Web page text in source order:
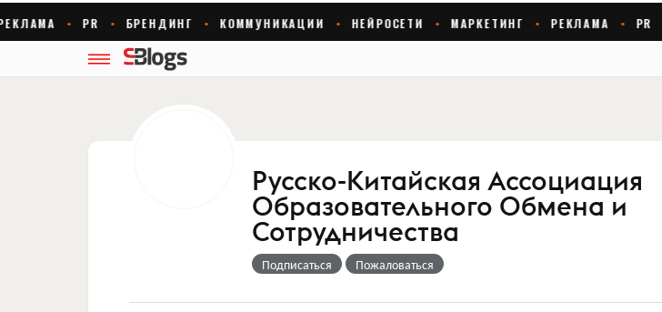
Русско-Китайская Ассоциация
Образовательного Обмена и
Сотрудничества
Подписаться Пожаловаться